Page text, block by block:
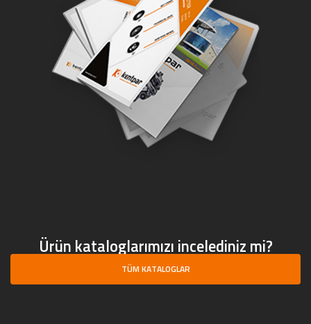
Ürün kataloglarımızı incelediniz mi?
TÜM KATALOGLAR